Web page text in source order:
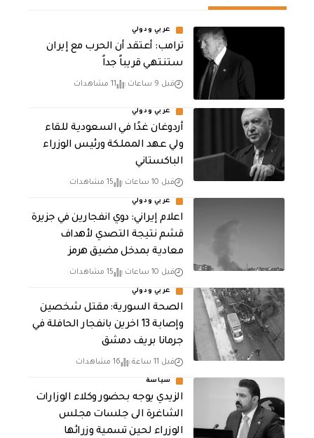
عربي ودولي
‏ترامب: أعتقد أن الحرب مع إيران
ستنتهي قريباً جداً
قبل 9 ساعات 11 مشاهدات
عربي ودولي
أردوغان غدًا في السعودية للقاء
ولي عهد المملكة ورئيس الوزراء
الباكستاني
قبل 10 ساعات 15 مشاهدات
عربي ودولي
اعلام إيراني: دوي انفجارين في جزيرة
قشم نتيجة التصدي لأهداف
معادية بمدخل مضيق هرمز
قبل 10 ساعات 15 مشاهدات
عربي ودولي
الصحة السورية: مقتل شخصين
وإصابة 13 اخرين بانفجار الحافلة في
جرمانا بريف دمشق
قبل 11 ساعة 16 مشاهدات
سياسة
الزيدي يوجه بحضور وكلاء الوزارات
الشاغرة الى جلسات مجلس
الوزراء لحين تسمية وزرائها